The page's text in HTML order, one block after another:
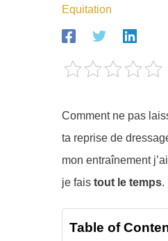
Equitation
Comment ne pas
ta reprise de
mon entraînement
je fais tout le temps.
Table of